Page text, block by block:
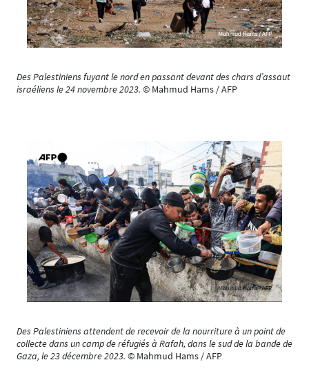
Des Palestiniens fuyant le nord en passant devant des chars d’assaut
israéliens le 24 novembre 2023. © Mahmud Hams / AFP
Des Palestiniens attendent de recevoir de la nourriture à un point de
collecte dans un camp de réfugiés à Rafah, dans le sud de la bande de
Gaza, le 23 décembre 2023. © Mahmud Hams / AFP